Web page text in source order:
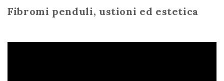
Fibromi penduli, ustioni ed estetica